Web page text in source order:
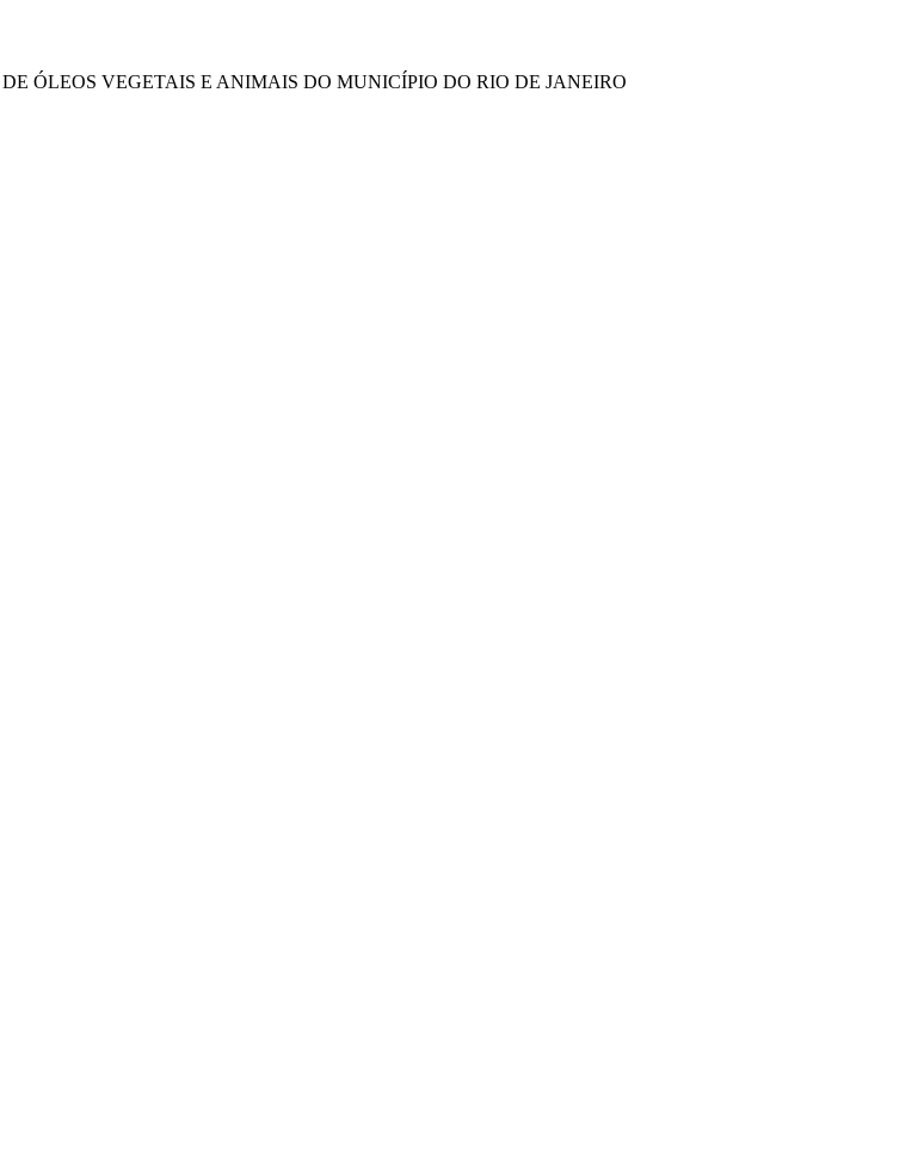
ÓLEOS VEGETAIS E ANIMAIS DO MUNICÍPIO DO RIO DE JANEIRO